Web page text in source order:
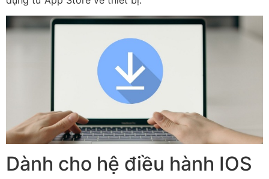
Dành cho hệ điều hành IOS